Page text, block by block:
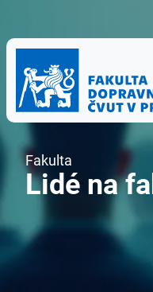
Fakulta
Lidé na